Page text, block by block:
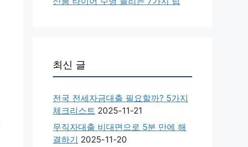
최신 글
전국 전세자금대출 필요할까? 5가지
체크리스트 2025-11-21
무직자대출 비대면으로 5분 만에 해
결하기 2025-11-20